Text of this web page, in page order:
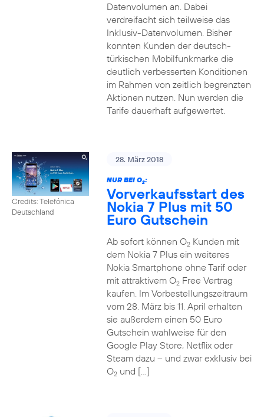
Datenvolumen an. Dabei
verdreifacht sich teilweise das
Inklusiv-Datenvolumen. Bisher
konnten Kunden der deutsch-
türkischen Mobilfunkmarke die
deutlich verbesserten Konditionen
im Rahmen von zeitlich begrenzten
Aktionen nutzen. Nun werden die
Tarife dauerhaft aufgewertet.
Credits: Telefónica
Deutschland
28. März 2018
NUR BEI O2:
Vorverkaufsstart des
Nokia 7 Plus mit 50
Euro Gutschein
Ab sofort können O2Kunden mit
dem Nokia 7 Plus ein weiteres
Nokia Smartphone ohne Tarif oder
mit attraktivem O2Free Vertrag
kaufen. Im Vorbestellungszeitraum
vom 28. März bis 11. April erhalten
sie außerdem einen 50 Euro
Gutschein wahlweise für den
Google Play Store, Netflix oder
Steam dazu – und zwar exklusiv bei
O2und […]